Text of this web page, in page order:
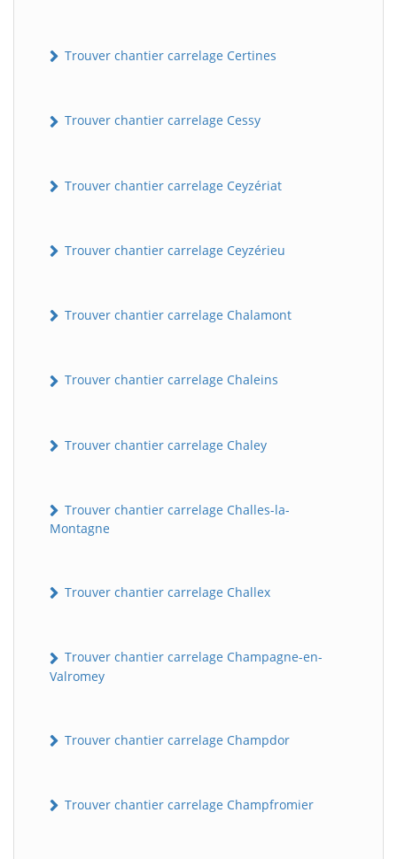
Trouver chantier carrelage Certines
Trouver chantier carrelage Cessy
Trouver chantier carrelage Ceyzériat
Trouver chantier carrelage Ceyzérieu
Trouver chantier carrelage Chalamont
Trouver chantier carrelage Chaleins
Trouver chantier carrelage Chaley
Trouver chantier carrelage Challes-la-
Montagne
Trouver chantier carrelage Challex
Trouver chantier carrelage Champagne-en-
Valromey
Trouver chantier carrelage Champdor
Trouver chantier carrelage Champfromier